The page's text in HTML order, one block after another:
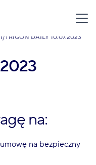
/ TRIGON DAILY 10.07.2023
na:
na bezpieczny